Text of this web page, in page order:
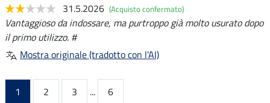
31.5.2026 (Acquisto confermato)
Vantaggioso da indossare, ma purtroppo già molto usurato dopo
il primo utilizzo. #
Mostra originale (tradotto con l'AI)
1 2 3 ...
6